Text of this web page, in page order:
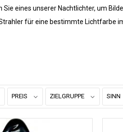
eines unserer Nachtlichter, um
für eine bestimmte Lichtfarbe
PREIS ZIELGRUPPE SINN